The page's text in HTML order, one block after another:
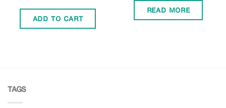
ADD TO CART
READ MORE
TAGS